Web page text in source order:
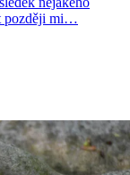
později mi…